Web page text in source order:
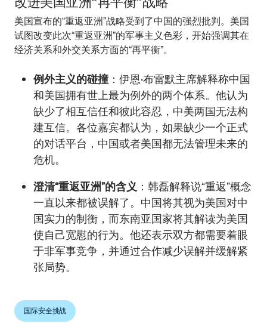
美国宣布的“重返亚洲”战略受到了中国的强烈批判。美国
试图改变此次“重返亚洲”的军事主义色彩，开始强调其在
经济关系和外交关系方面的“再平衡”。
例外主义的碰撞 ：伊恩•布雷默主席解释称中国
和美国拥有世上最为例外的两个体系。他认为
缺少了相互信任和彼此容忍，中美两国无法构
建互信。各位嘉宾都认为，如果缺少一个正式
的对话平台，中国或者美国都无法管理未来的
危机。
澄清“重返亚洲”的含义 ：韩磊解释说“重返”概念
一直以来都被误解了。中国将其视为美国对中
国实力的制衡，而东南亚国家将其解读为美国
使自己宽慰的行为。他还表示双方都需要着眼
于非军事竞争，并通过合作减少误解并缓解紧
张局势。
国际安全挑战